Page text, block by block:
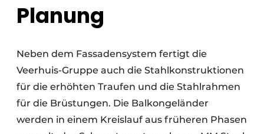
Planung
Neben dem Fassadensystem fertigt die
Veerhuis-Gruppe auch die Stahlkonstruktionen
für die erhöhten Traufen und die Stahlrahmen
für die Brüstungen. Die Balkongeländer
werden in einem Kreislauf aus früheren Phasen